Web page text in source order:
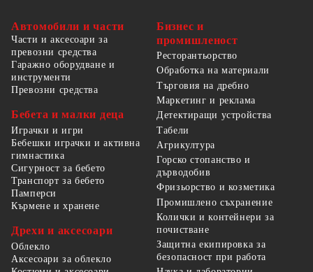
Автомобили и части
Части и аксесоари за
превозни средства
Гаражно оборудване и
инструменти
Превозни средства
Бебета и малки деца
Играчки и игри
Бебешки играчки и активна
гимнастика
Сигурност за бебето
Транспорт за бебето
Памперси
Кърмене и хранене
Дрехи и аксесоари
Облекло
Аксесоари за облекло
Бизнес и
промишленост
Ресторантьорство
Обработка на материали
Търговия на дребно
Маркетинг и реклама
Детектиращи устройства
Табели
Агрикултура
Горско стопанство и
дърводобив
Фризьорство и козметика
Промишлено съхранение
Колички и контейнери за
почистване
Защитна екипировка за
безопасност при работа